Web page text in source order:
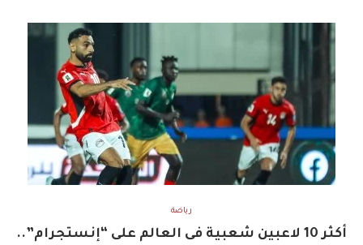
رياضة
أكثر 10 لاعبين شعبية فى العالم على “إنستجرام”..